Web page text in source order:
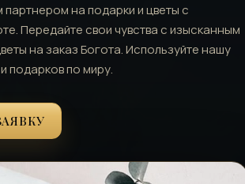
на подарки и цветы с
Передайте свои чувства с изысканным
на заказ Богота. Используйте нашу
подарков по миру.